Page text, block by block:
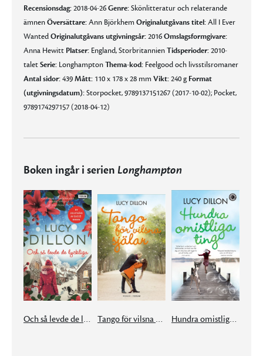
Recensionsdag:2018-04-26Genre:Skönlitteratur och relaterande
ämnenÖversättare:Ann BjörkhemOriginalutgåvans titel:All I Ever
WantedOriginalutgåvans utgivningsår:2016Omslagsformgivare:
Anna Hewitt Platser: England, StorbritannienTidsperioder:2010-
taletSerie: LonghamptonThema-kod: Feelgood och livsstilsromaner
Antal sidor:439Mått: 110 x 178 x 28 mmVikt:240 g Format
(utgivningsdatum):Storpocket, 9789137151267 (2017-10-02); Pocket,
9789174297157 (2018-04-12)
Boken ingår i serien Longhampton
Och så levde de lyckliga Tango för vilsna själar Hundra omistliga ting